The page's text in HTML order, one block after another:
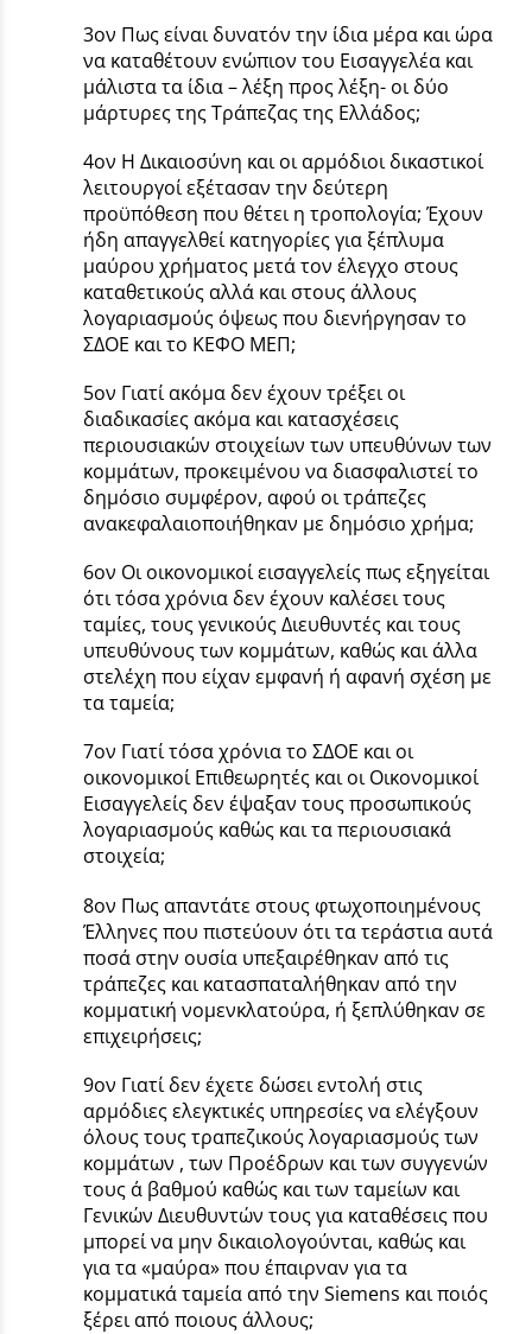
3ον Πως είναι δυνατόν την ίδια μέρα και ώρα
να καταθέτουν ενώπιον του Εισαγγελέα και
μάλιστα τα ίδια – λέξη προς λέξη- οι δύο
μάρτυρες της Τράπεζας της Ελλάδος;
4ον Η Δικαιοσύνη και οι αρμόδιοι δικαστικοί
λειτουργοί εξέτασαν την δεύτερη
προϋπόθεση που θέτει η τροπολογία; Έχουν
ήδη απαγγελθεί κατηγορίες για ξέπλυμα
μαύρου χρήματος μετά τον έλεγχο στους
καταθετικούς αλλά και στους άλλους
λογαριασμούς όψεως που διενήργησαν το
ΣΔΟΕ και το ΚΕΦΟ ΜΕΠ;
5ον Γιατί ακόμα δεν έχουν τρέξει οι
διαδικασίες ακόμα και κατασχέσεις
περιουσιακών στοιχείων των υπευθύνων των
κομμάτων, προκειμένου να διασφαλιστεί το
δημόσιο συμφέρον, αφού οι τράπεζες
ανακεφαλαιοποιήθηκαν με δημόσιο χρήμα;
6ον Οι οικονομικοί εισαγγελείς πως εξηγείται
ότι τόσα χρόνια δεν έχουν καλέσει τους
ταμίες, τους γενικούς Διευθυντές και τους
υπευθύνους των κομμάτων, καθώς και άλλα
στελέχη που είχαν εμφανή ή αφανή σχέση με
τα ταμεία;
7ον Γιατί τόσα χρόνια το ΣΔΟΕ και οι
οικονομικοί Επιθεωρητές και οι Οικονομικοί
Εισαγγελείς δεν έψαξαν τους προσωπικούς
λογαριασμούς καθώς και τα περιουσιακά
στοιχεία;
8ον Πως απαντάτε στους φτωχοποιημένους
Έλληνες που πιστεύουν ότι τα τεράστια αυτά
ποσά στην ουσία υπεξαιρέθηκαν από τις
τράπεζες και κατασπαταλήθηκαν από την
κομματική νομενκλατούρα, ή ξεπλύθηκαν σε
επιχειρήσεις;
9ον Γιατί δεν έχετε δώσει εντολή στις
αρμόδιες ελεγκτικές υπηρεσίες να ελέγξουν
όλους τους τραπεζικούς λογαριασμούς των
κομμάτων , των Προέδρων και των συγγενών
τους α΄ βαθμού καθώς και των ταμείων και
Γενικών Διευθυντών τους για καταθέσεις που
μπορεί να μην δικαιολογούνται, καθώς και
για τα «μαύρα» που έπαιρναν για τα
κομματικά ταμεία από την Siemens και ποιός
ξέρει από ποιους άλλους;